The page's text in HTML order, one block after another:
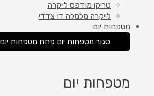
טריקו מודפס לייקרה
לייקרה מלמלה דו צדדי
מטפחות יום
סגור מטפחות יום פתח מטפחות יום
מטפחות יום